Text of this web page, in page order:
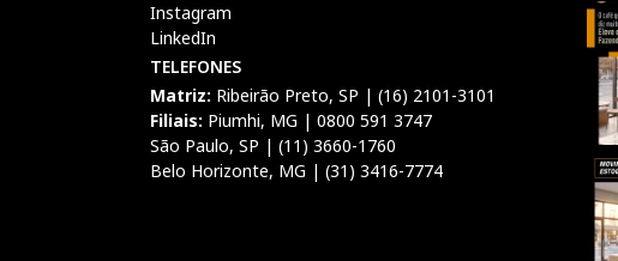
Instagram
LinkedIn
TELEFONES
Matriz: Ribeirão Preto, SP | (16) 2101-3101
Filiais: Piumhi, MG | 0800 591 3747
São Paulo, SP | (11) 3660-1760
Belo Horizonte, MG | (31) 3416-7774